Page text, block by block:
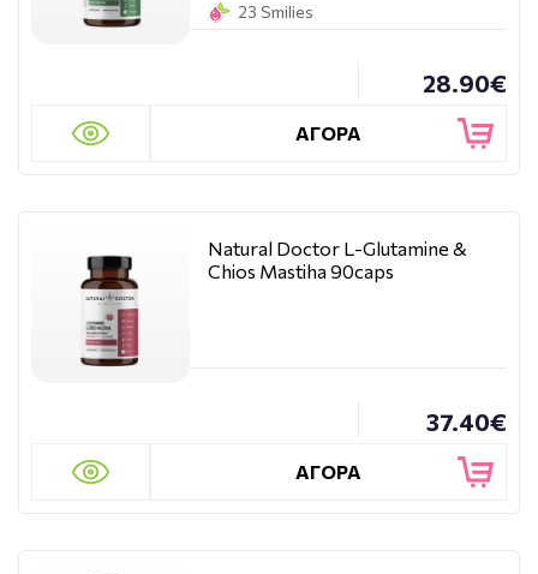
23 Smilies
28.90€
ΑΓΟΡΑ
Natural Doctor L-Glutamine &
Chios Mastiha 90caps
37.40€
ΑΓΟΡΑ